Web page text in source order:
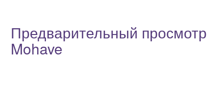
Предварительный просмотр
Mohave